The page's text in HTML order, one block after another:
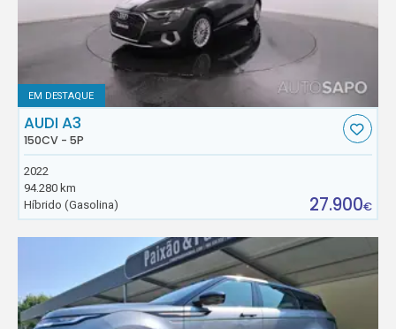
EM DESTAQUE
AUDI A3
150CV - 5P
2022
94.280 km
Híbrido (Gasolina)
27.900€